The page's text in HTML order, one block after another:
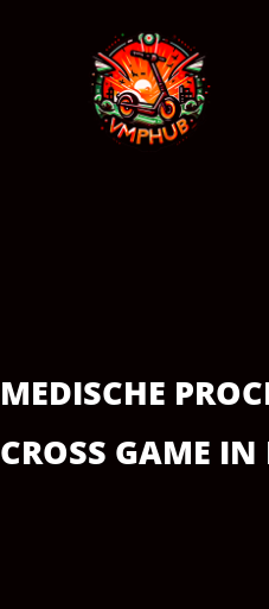
MEDISCHE
CROSS GAME